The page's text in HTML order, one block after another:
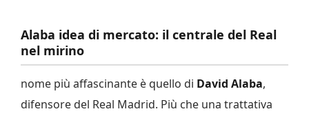
Alaba idea di mercato: il centrale del Real
nel mirino
nome più affascinante è quello di David Alaba,
difensore del Real Madrid. Più che una trattativa